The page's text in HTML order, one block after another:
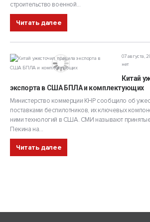
строительство военной...
Читать далее
07 августа,
нет
Китай
экспорта в США БПЛА и комплектующих
Министерство коммерции КНР сообщило об
поставками беспилотников, их ключевых
ними технологий в США. СМИ называют
Пекина на...
Читать далее